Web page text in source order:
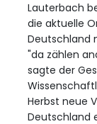
Lauterbach
die aktuelle
Deutschland
"da zählen
sagte der
Herbst neue
Deutschland